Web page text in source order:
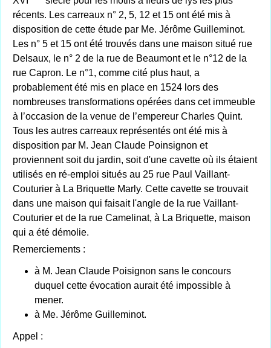
récents. Les carreaux n° 2, 5, 12 et 15 ont été mis à
disposition de cette étude par Me. Jérôme Guilleminot.
Les n° 5 et 15 ont été trouvés dans une maison situé rue
Delsaux, le n° 2 de la rue de Beaumont et le n°12 de la
rue Capron. Le n°1, comme cité plus haut, a
probablement été mis en place en 1524 lors des
nombreuses transformations opérées dans cet immeuble
à l’occasion de la venue de l’empereur Charles Quint.
Tous les autres carreaux représentés ont été mis à
disposition par M. Jean Claude Poinsignon et
proviennent soit du jardin, soit d'une cavette où ils étaient
utilisés en ré-emploi situés au 25 rue Paul Vaillant-
Couturier à La Briquette Marly. Cette cavette se trouvait
dans une maison qui faisait l'angle de la rue Vaillant-
Couturier et de la rue Camelinat, à La Briquette, maison
qui a été démolie.
Remerciements :
à M. Jean Claude Poisignon sans le concours
duquel cette évocation aurait été impossible à
mener.
à Me. Jérôme Guilleminot.
Appel :